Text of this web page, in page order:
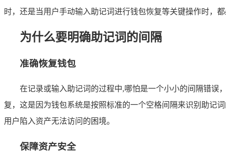
时，还是当用户手动输入助记词进行钱包恢复等关键操作时，
为什么要明确助记词的间隔
准确恢复钱包
在记录或输入助记词的过程中,哪怕是一个小小的间隔错误
复，这是因为钱包系统是按照标准的一个空格间隔来识别助记
用户陷入资产无法访问的困境。
保障资产安全